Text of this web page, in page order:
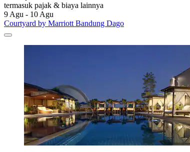
termasuk pajak & biaya lainnya
9 Agu - 10 Agu
Courtyard by Marriott Bandung Dago